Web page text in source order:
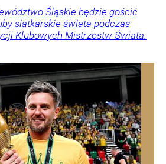
Śląskie będzie gościć
siatkarskie świata podczas
Klubowych Mistrzostw Świata.